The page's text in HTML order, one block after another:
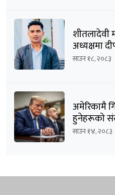
शीतलादेवी
अध्यक्षमा
साउन १८, २०८३
अमेरिकामै
हुनेहरूको
साउन १४, २०८३